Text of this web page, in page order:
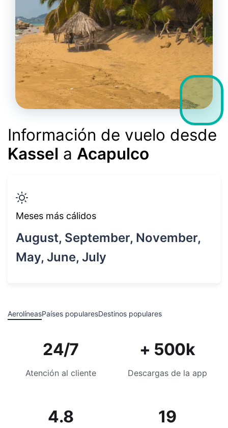
Información de vuelo desde
Kassel a Acapulco
Meses más cálidos
August, September, November,
May, June, July
AerolíneasPaíses popularesDestinos populares
24/7
Atención al cliente
+ 500k
Descargas de la app
4.8 19